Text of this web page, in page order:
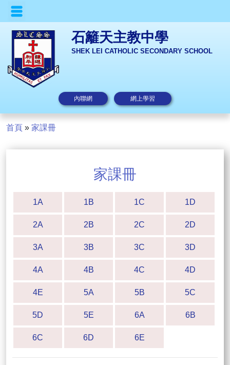
石籬天主教中學
SHEK LEI CATHOLIC SECONDARY SCHOOL
內聯網 網上學習
首頁 » 家課冊
家課冊
1A 1B 1C 1D
2A 2B 2C 2D
3A 3B 3C 3D
4A 4B 4C 4D
4E 5A 5B 5C
5D 5E 6A 6B
6C 6D 6E